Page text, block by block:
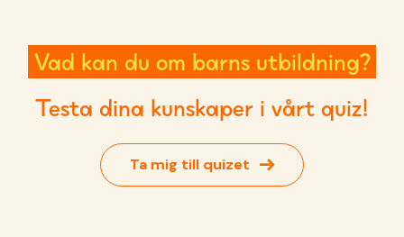
Vad kan du om barns utbildning?
Testa dina kunskaper i vårt quiz!
Ta mig till quizet →